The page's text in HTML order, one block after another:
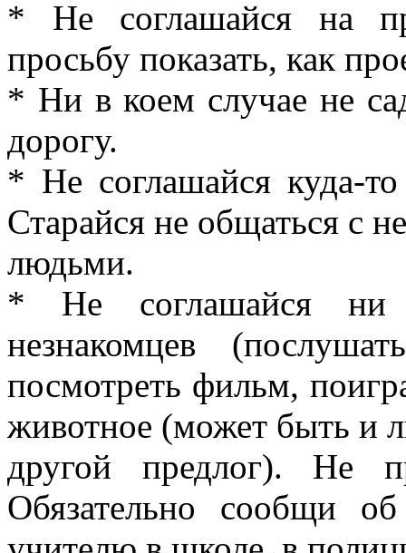
* Не соглашайся на
просьбу показать, как
* Ни в коем случае не
дорогу.
* Не соглашайся куда-
Старайся не общаться с
людьми.
* Не соглашайся ни
незнакомцев
посмотреть фильм,
животное (может быть и
другой предлог). Не
Обязательно сообщи